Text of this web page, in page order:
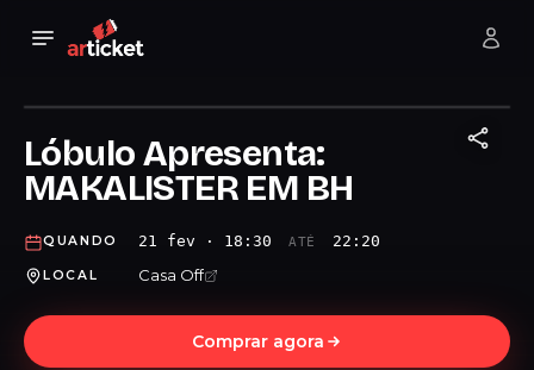
Lóbulo Apresenta:
MAKALISTER EM BH
QUANDO 21 fev · 18:30 ATÉ 22:20
LOCAL Casa Off
Comprar agora